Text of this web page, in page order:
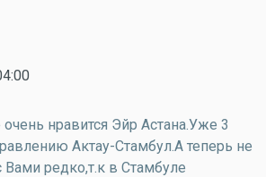
нравится Эйр Астана.Уже 3
Актау-Стамбул.А теперь не
Вами редко,т.к в Стамбуле